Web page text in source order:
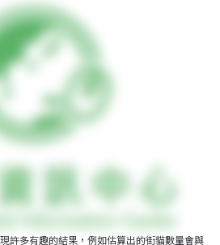
許多有趣的結果，例如估算出的街貓數量會與